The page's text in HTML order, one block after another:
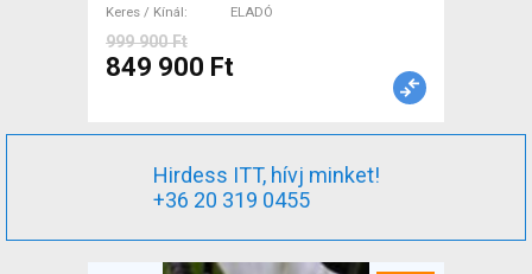
Keres / Kínál
ELADÓ
999 900 Ft
849 900 Ft
Hirdess ITT, hívj minket!
+36 20 319 0455